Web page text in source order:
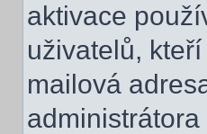
aktivace
uživatelů,
mailová
administrátora